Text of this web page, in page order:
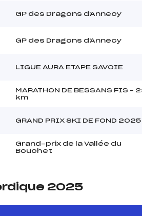
GP des Dragons d'Annecy
GP des Dragons d'Annecy
LIGUE AURA ETAPE SAVOIE
MARATHON DE BESSANS FIS –
km
GRAND PRIX SKI DE FOND 2025
Grand-prix de la Vallée du
Bouchet
2025